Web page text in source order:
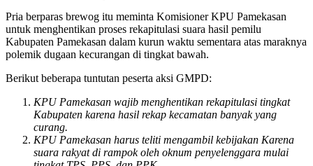
Pria berparas brewog itu meminta Komisioner KPU Pamekasan
untuk menghentikan proses rekapitulasi suara hasil pemilu
Kabupaten Pamekasan dalam kurun waktu sementara atas maraknya
polemik dugaan kecurangan di tingkat bawah.
Berikut beberapa tuntutan peserta aksi GMPD:
KPU Pamekasan wajib menghentikan rekapitulasi tingkat
Kabupaten karena hasil rekap kecamatan banyak yang
curang.
KPU Pamekasan harus teliti mengambil kebijakan Karena
suara rakyat di rampok oleh oknum penyelenggara mulai